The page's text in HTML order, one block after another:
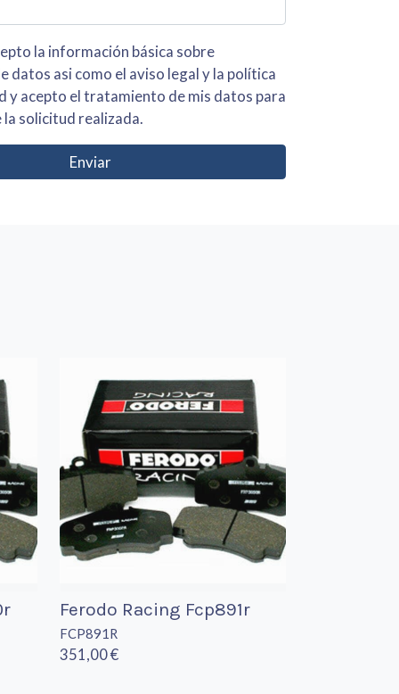
sobre
legal y la política
solicitud realizada.
Enviar
Ferodo Racing Fcp891r
FCP891R
351,00 €